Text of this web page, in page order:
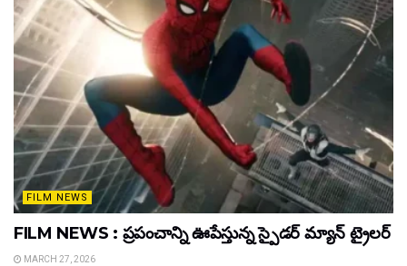
FILM NEWS
FILM NEWS : ప్రపంచాన్ని ఊపేస్తున్న స్పైడర్ మ్యాన్ ట్రైలర్
MARCH 27, 2026